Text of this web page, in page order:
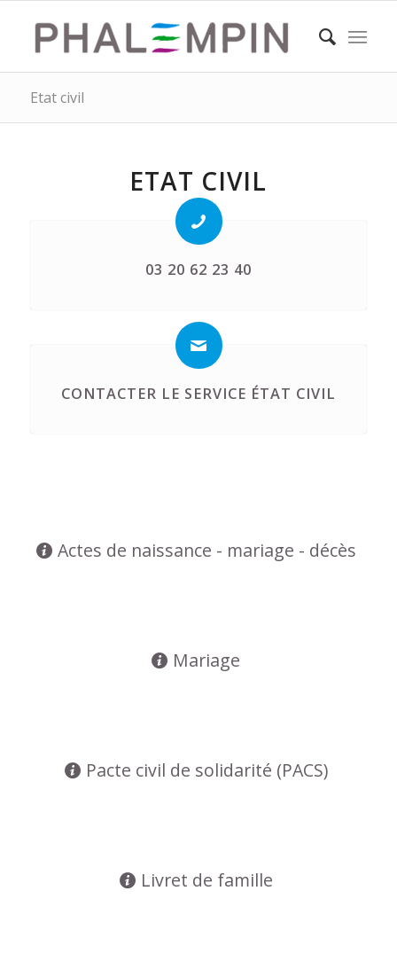
Etat civil
ETAT CIVIL
03 20 62 23 40
CONTACTER LE SERVICE ÉTAT CIVIL
Actes de naissance - mariage - décès
Mariage
Pacte civil de solidarité (PACS)
Livret de famille